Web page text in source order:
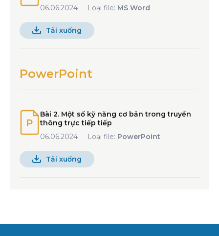
06.06.2024
Loại file: MS Word
Tải xuống
PowerPoint
Bài 2. Một số kỹ năng cơ bản trong truyền
thông trực tiếp tiếp
06.06.2024
Loại file: PowerPoint
Tải xuống